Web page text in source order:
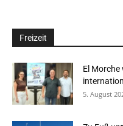
Freizeit
El
5. August